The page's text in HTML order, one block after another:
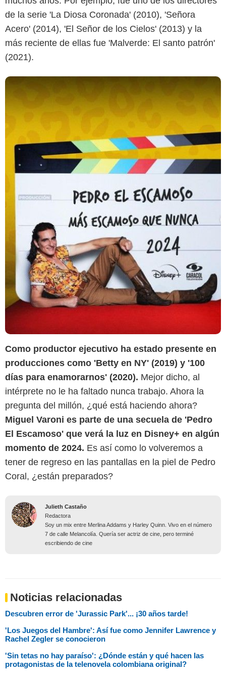
de la serie 'La Diosa Coronada' (2010), 'Señora
Acero' (2014), 'El Señor de los Cielos' (2013) y la
más reciente de ellas fue 'Malverde: El santo patrón'
(2021).
Como productor ejecutivo ha estado presente en
producciones como 'Betty en NY' (2019) y '100
días para enamorarnos' (2020). Mejor dicho, al
intérprete no le ha faltado nunca trabajo. Ahora la
pregunta del millón, ¿qué está haciendo ahora?
Miguel Varoni es parte de una secuela de 'Pedro
El Escamoso' que verá la luz en Disney+ en algún
momento de 2024. Es así como lo volveremos a
tener de regreso en las pantallas en la piel de Pedro
Coral, ¿están preparados?
Julieth Castaño
Redactora
Soy un mix entre Merlina Addams y Harley Quinn. Vivo en el número
7 de calle Melancolía. Quería ser actriz de cine, pero terminé
escribiendo de cine
Noticias relacionadas
Descubren error de 'Jurassic Park'... ¡30 años tarde!
'Los Juegos del Hambre': Así fue como Jennifer Lawrence y
Rachel Zegler se conocieron
'Sin tetas no hay paraíso': ¿Dónde están y qué hacen las
protagonistas de la telenovela colombiana original?